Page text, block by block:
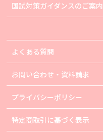
国試対策ガイダンスのご案内
よくある質問
お問い合わせ・資料請求
プライバシーポリシー
特定商取引に基づく表示